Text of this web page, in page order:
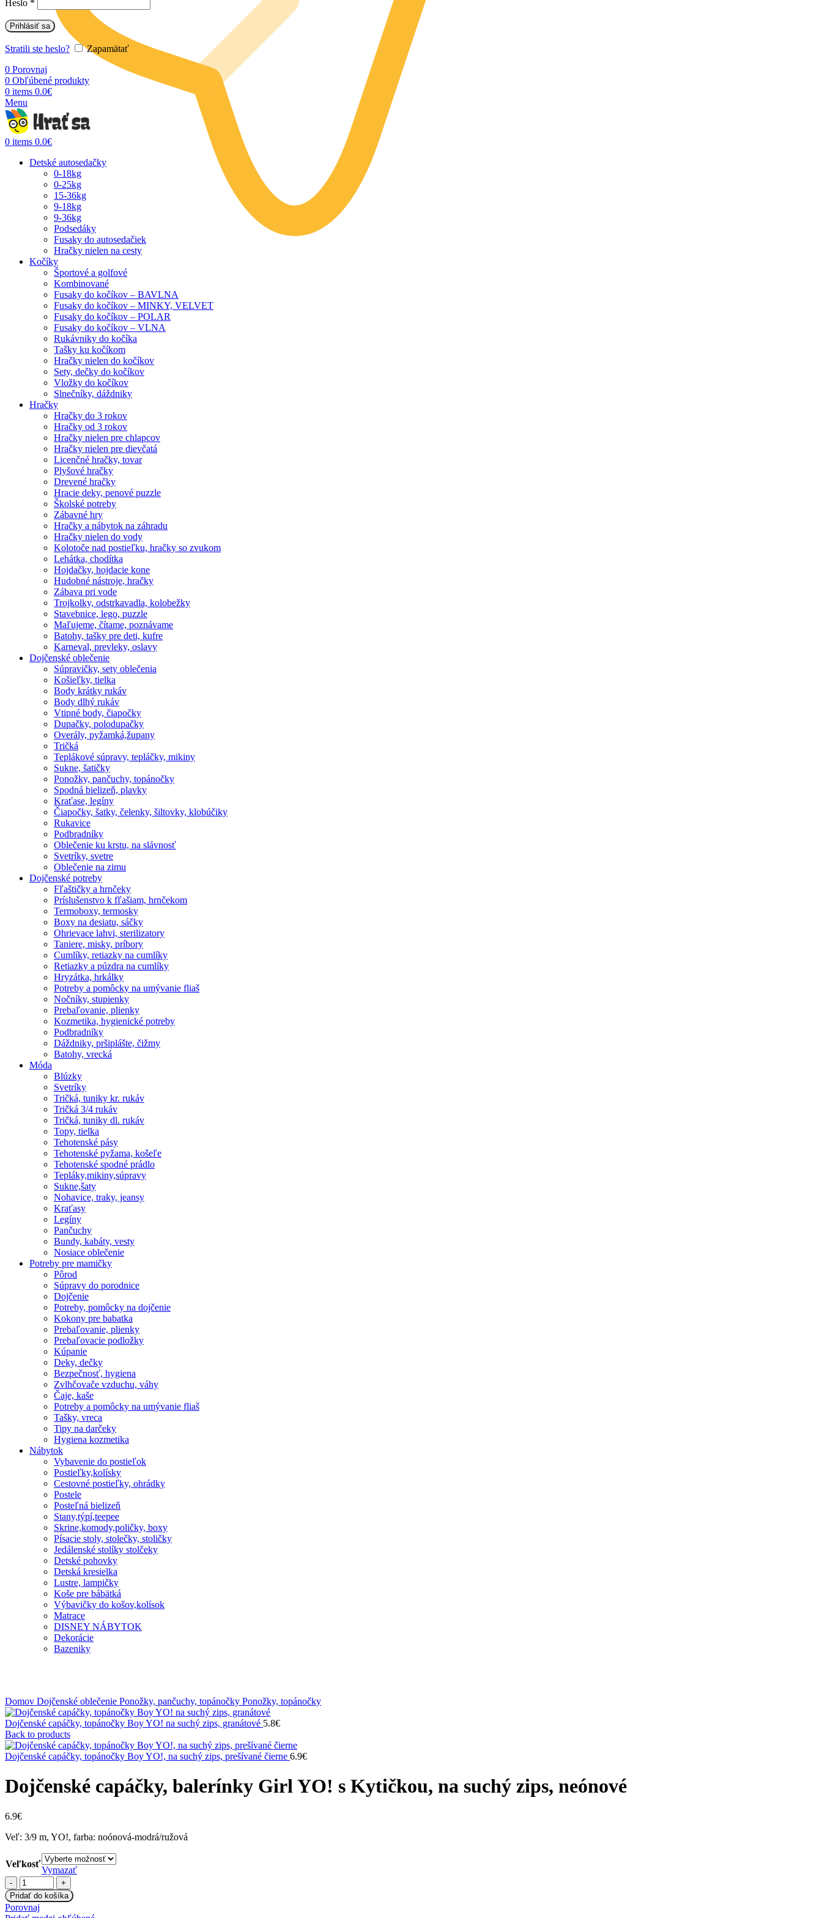
Heslo *
Prihlásiť sa
Stratili ste heslo?
Zapamätať
0 Porovnaj
0 Obľúbené produkty
0 items 0.0€
Menu
0 items 0.0€
Detské autosedačky
0-18kg
0-25kg
15-36kg
9-18kg
9-36kg
Podsedáky
Fusaky do autosedačiek
Hračky nielen na cesty
Kočíky
Športové a golfové
Kombinované
Fusaky do kočíkov – BAVLNA
Fusaky do kočíkov – MINKY, VELVET
Fusaky do kočíkov – POLAR
Fusaky do kočíkov – VLNA
Rukávniky do kočíka
Tašky ku kočíkom
Hračky nielen do kočíkov
Sety, dečky do kočíkov
Vložky do kočíkov
Slnečníky, dáždniky
Hračky
Hračky do 3 rokov
Hračky od 3 rokov
Hračky nielen pre chlapcov
Hračky nielen pre dievčatá
Licenčné hračky, tovar
Plyšové hračky
Drevené hračky
Hracie deky, penové puzzle
Školské potreby
Zábavné hry
Hračky a nábytok na záhradu
Hračky nielen do vody
Kolotoče nad postieľku, hračky so zvukom
Lehátka, chodítka
Hojdačky, hojdacie kone
Hudobné nástroje, hračky
Zábava pri vode
Trojkolky, odstrkavadla, kolobežky
Stavebnice, lego, puzzle
Maľujeme, čítame, poznávame
Batohy, tašky pre deti, kufre
Karneval, prevleky, oslavy
Dojčenské oblečenie
Súpravičky, sety oblečenia
Košieľky, tielka
Body krátky rukáv
Body dlhý rukáv
Vtipné body, čiapočky
Dupačky, polodupačky
Overály, pyžamká,župany
Tričká
Teplákové súpravy, tepláčky, mikiny
Sukne, šatičky
Ponožky, pančuchy, topánočky
Spodná bielizeň, plavky
Kraťase, legíny
Čiapočky, šatky, čelenky, šiltovky, klobúčiky
Rukavice
Podbradníky
Oblečenie ku krstu, na slávnosť
Svetríky, svetre
Oblečenie na zimu
Dojčenské potreby
Fľaštičky a hrnčeky
Príslušenstvo k fľašiam, hrnčekom
Termoboxy, termosky
Boxy na desiatu, sáčky
Ohrievace lahvi, sterilizatory
Taniere, misky, príbory
Cumlíky, retiazky na cumlíky
Retiazky a púzdra na cumlíky
Hryzátka, hrkálky
Potreby a pomôcky na umývanie fliaš
Nočníky, stupienky
Prebaľovanie, plienky
Kozmetika, hygienické potreby
Podbradníky
Dáždniky, pršiplášte, čižmy
Batohy, vrecká
Móda
Blúzky
Svetríky
Tričká, tuniky kr. rukáv
Tričká 3/4 rukáv
Tričká, tuniky dl. rukáv
Topy, tielka
Tehotenské pásy
Tehotenské pyžama, košeľe
Tehotenské spodné prádlo
Tepláky,mikiny,súpravy
Sukne,šaty
Nohavice, traky, jeansy
Kraťasy
Legíny
Pančuchy
Bundy, kabáty, vesty
Nosiace oblečenie
Potreby pre mamičky
Pôrod
Súpravy do porodnice
Dojčenie
Potreby, pomôcky na dojčenie
Kokony pre babatka
Prebaľovanie, plienky
Prebaľovacie podložky
Kúpanie
Deky, dečky
Bezpečnosť, hygiena
Zvlhčovače vzduchu, váhy
Čaje, kaše
Potreby a pomôcky na umývanie fliaš
Tašky, vreca
Tipy na darčeky
Hygiena kozmetika
Nábytok
Vybavenie do postieľok
Postieľky,kolísky
Cestovné postieľky, ohrádky
Postele
Posteľná bielizeň
Stany,týpí,teepee
Skrine,komody,poličky, boxy
Písacie stoly, stolečky, stoličky
Jedálenské stolíky stolčeky
Detské pohovky
Detská kresielka
Lustre, lampičky
Koše pre bábätká
Výbavičky do košov,kolísok
Matrace
DISNEY NÁBYTOK
Dekorácie
Bazeniky
Domov Dojčenské oblečenie Ponožky, pančuchy, topánočky Ponožky, topánočky
Dojčenské capáčky, topánočky Boy YO! na suchý zips, granátové 5.8€
Back to products
Dojčenské capáčky, topánočky Boy YO!, na suchý zips, prešívané čierne 6.9€
Dojčenské capáčky, balerínky Girl YO! s Kytičkou, na suchý zips, neónové
6.9€
Veľ: 3/9 m, YO!, farba: noónová-modrá/ružová
Veľkosť
Vymazať
množstvo
Dojčenské
capáčky,
balerínky
Pridať do košíka
Porovnaj